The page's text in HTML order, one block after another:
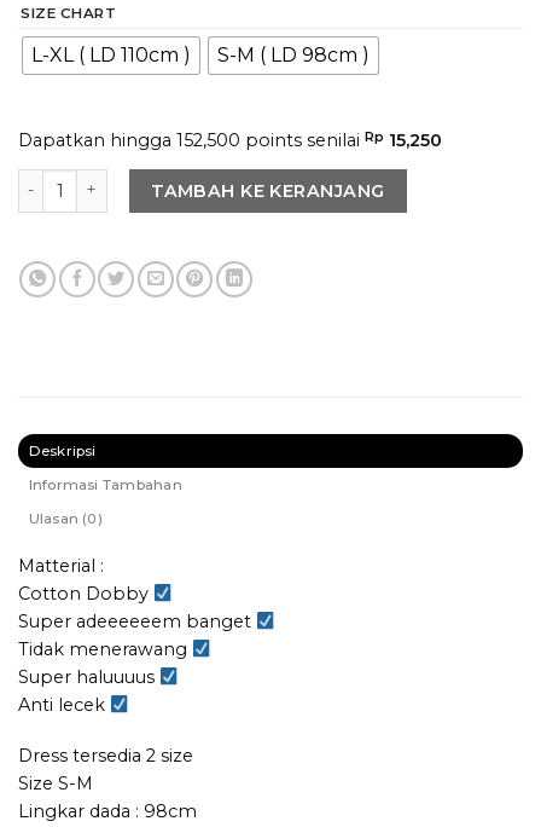
SIZE CHART
L-XL ( LD 110cm ) S-M ( LD 98cm )
Dapatkan hingga 152,500 points senilai Rp 15,250
Kuantitas Rui Dress in SandTAMBAH KE KERANJANG
Deskripsi
Informasi Tambahan
Ulasan (0)
Matterial :
Cotton Dobby
Super adeeeeeem banget
Tidak menerawang
Super haluuuus
Anti lecek
Dress tersedia 2 size
Size S-M
Lingkar dada : 98cm